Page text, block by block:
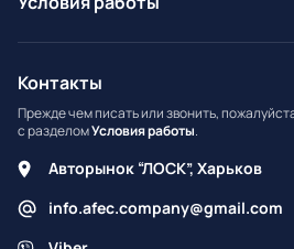
Контакты
Прежде чем писать или звонить,
с разделомУсловия работы.
Авторынок “ЛОСК”, Харьков
info.afec.company@gmail.com